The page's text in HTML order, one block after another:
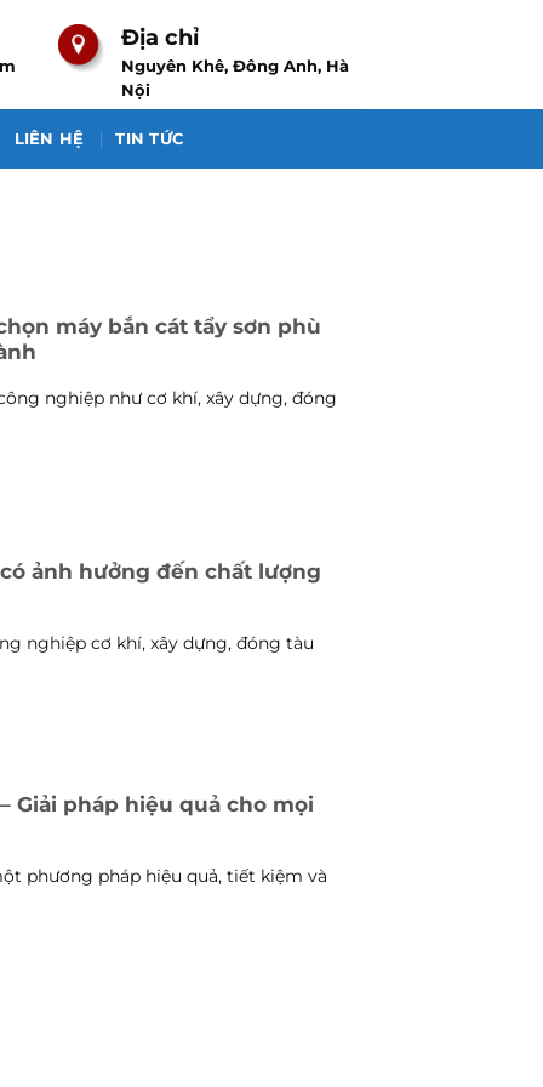
Địa chỉ
Nguyên Khê, Đông Anh, Hà
Nội
LIÊN HỆ TIN TỨC
máy bắn cát tẩy sơn phù
nghiệp như cơ khí, xây dựng, đóng
ảnh hưởng đến chất lượng
nghiệp cơ khí, xây dựng, đóng tàu
Giải pháp hiệu quả cho mọi
phương pháp hiệu quả, tiết kiệm và